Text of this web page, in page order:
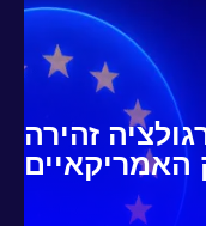
זהירה
האמריקאיים